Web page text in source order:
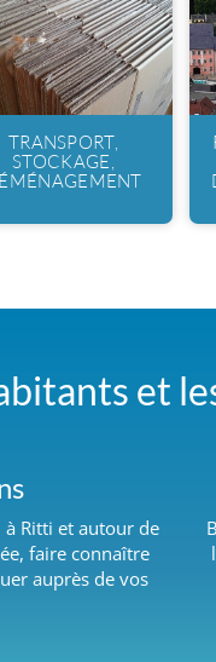
TRANSPORT,
STOCKAGE,
et
Ritti et autour de
faire connaître
auprès de vos